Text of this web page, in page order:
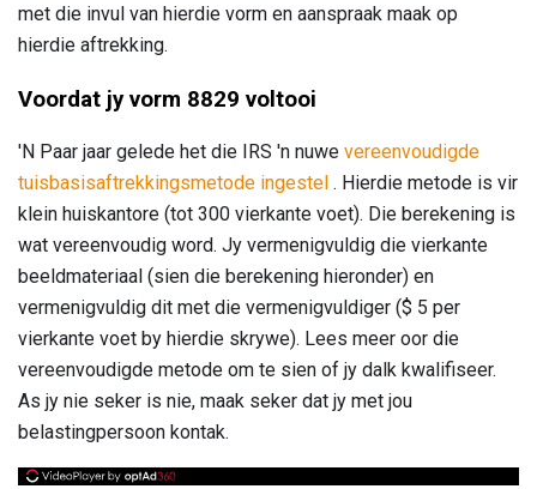
met die invul van hierdie vorm en aanspraak maak op
hierdie aftrekking.
Voordat jy vorm 8829 voltooi
'N Paar jaar gelede het die IRS 'n nuwe vereenvoudigde
tuisbasisaftrekkingsmetode ingestel . Hierdie metode is vir
klein huiskantore (tot 300 vierkante voet). Die berekening is
wat vereenvoudig word. Jy vermenigvuldig die vierkante
beeldmateriaal (sien die berekening hieronder) en
vermenigvuldig dit met die vermenigvuldiger ($ 5 per
vierkante voet by hierdie skrywe). Lees meer oor die
vereenvoudigde metode om te sien of jy dalk kwalifiseer.
As jy nie seker is nie, maak seker dat jy met jou
belastingpersoon kontak.